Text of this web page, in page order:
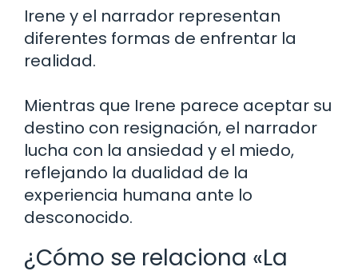
Irene y el narrador representan
diferentes formas de enfrentar la
realidad.
Mientras que Irene parece aceptar su
destino con resignación, el narrador
lucha con la ansiedad y el miedo,
reflejando la dualidad de la
experiencia humana ante lo
desconocido.
¿Cómo se relaciona «La